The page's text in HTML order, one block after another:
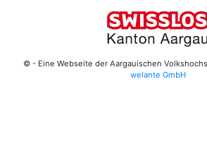
© - Eine Webseite der Aargauischen
welante GmbH